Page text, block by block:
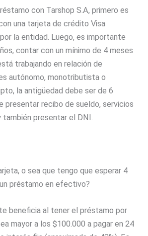
con Tarshop S.A, primero es
una tarjeta de crédito Visa
la entidad. Luego, es importante
contar con un mínimo de 4 meses
trabajando en relación de
autónomo, monotributista o
la antigüedad debe ser de 6
presentar recibo de sueldo, servicios
también presentar el DNI.
o sea que tengo que esperar 4
préstamo en efectivo?
beneficia al tener el préstamo por
mayor a los $100.000 a pagar en 24